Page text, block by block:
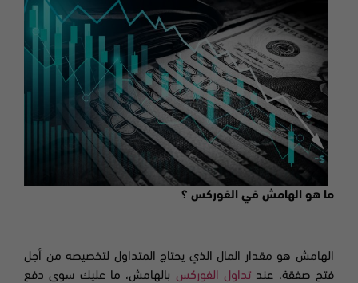
ما هو الهامش في الفوركس ؟
الهامش هو مقدار المال الذي يحتاج المتداول لتخصيصه من أجل
فتح صفقة. عند تداول الفوركس بالهامش، ما عليك سوى دفع